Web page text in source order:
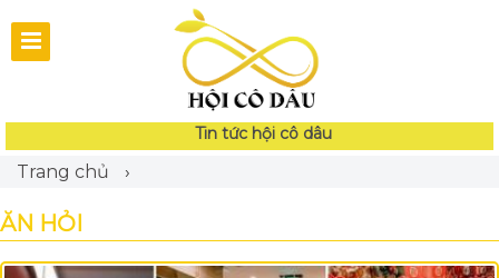
Tin tức hội cô dâu
Trang chủ ›
ĂN HỎI